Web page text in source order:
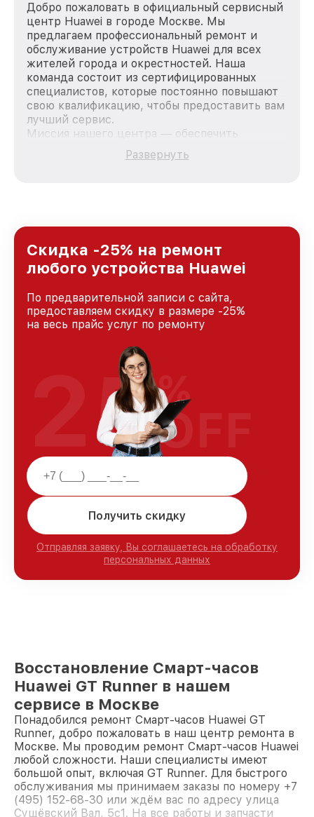
Добро пожаловать в официальный сервисный
центр Huawei в городе Москве. Мы
предлагаем профессиональный ремонт и
обслуживание устройств Huawei для всех
жителей города и окрестностей. Наша
команда состоит из сертифицированных
специалистов, которые постоянно повышают
свою квалификацию, чтобы предоставить вам
лучший сервис.
Миссия нашего центра — обеспечить
качественный и доступный ремонт для
каждого пользователя продукции Huawei, вне
Москве, постоянно повышая уровень доверия
и лояльности наших клиентов.
Развернуть
Скидка -25% на ремонт
любого устройства Huawei
По предварительной записи с сайта,
предоставляем скидку в размере -25%
на весь прайс услуг по ремонту
Получить скидку
Отправляя заявку, Вы соглашаетесь на обработку
персональных данных
25%
OFF
Восстановление Смарт-часов
Huawei GT Runner в нашем
сервисе в Москве
Понадобился ремонт Смарт-часов Huawei GT
Runner, добро пожаловать в наш центр ремонта в
Москве. Мы проводим ремонт Смарт-часов Huawei
любой сложности. Наши специалисты имеют
большой опыт, включая GT Runner. Для быстрого
обслуживания мы принимаем заказы по номеру +7
(495) 152-68-30 или ждём вас по адресу улица
Сущёвский Вал, 5с1. На все работы и запчасти